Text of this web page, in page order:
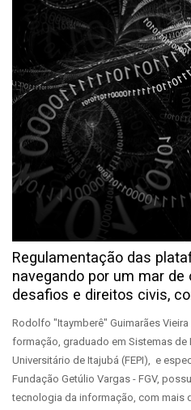
Regulamentação das
navegando por um mar de
desafios e direitos civis,
Rodolfo "Itaymberê" Guimarães
formação, graduado em Sistemas de
Universitário de Itajubá (FEPI), e
Fundação Getúlio Vargas - FGV,
tecnologia da informação, com mais